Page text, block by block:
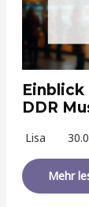
Einblick
DDR
Lisa
Mehr